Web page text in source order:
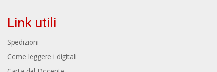
Link utili
Spedizioni
Come leggere i digitali